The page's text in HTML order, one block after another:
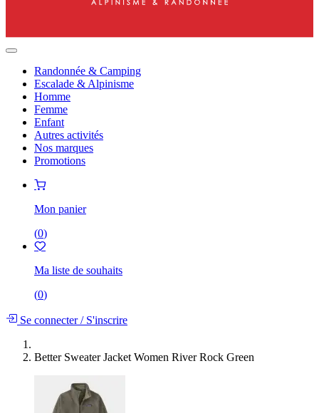
Randonnée & Camping
Escalade & Alpinisme
Homme
Femme
Enfant
Autres activités
Nos marques
Promotions
Mon panier
(0)
Ma liste de souhaits
(0)
Se connecter/S'inscrire
Better Sweater Jacket Women River Rock Green